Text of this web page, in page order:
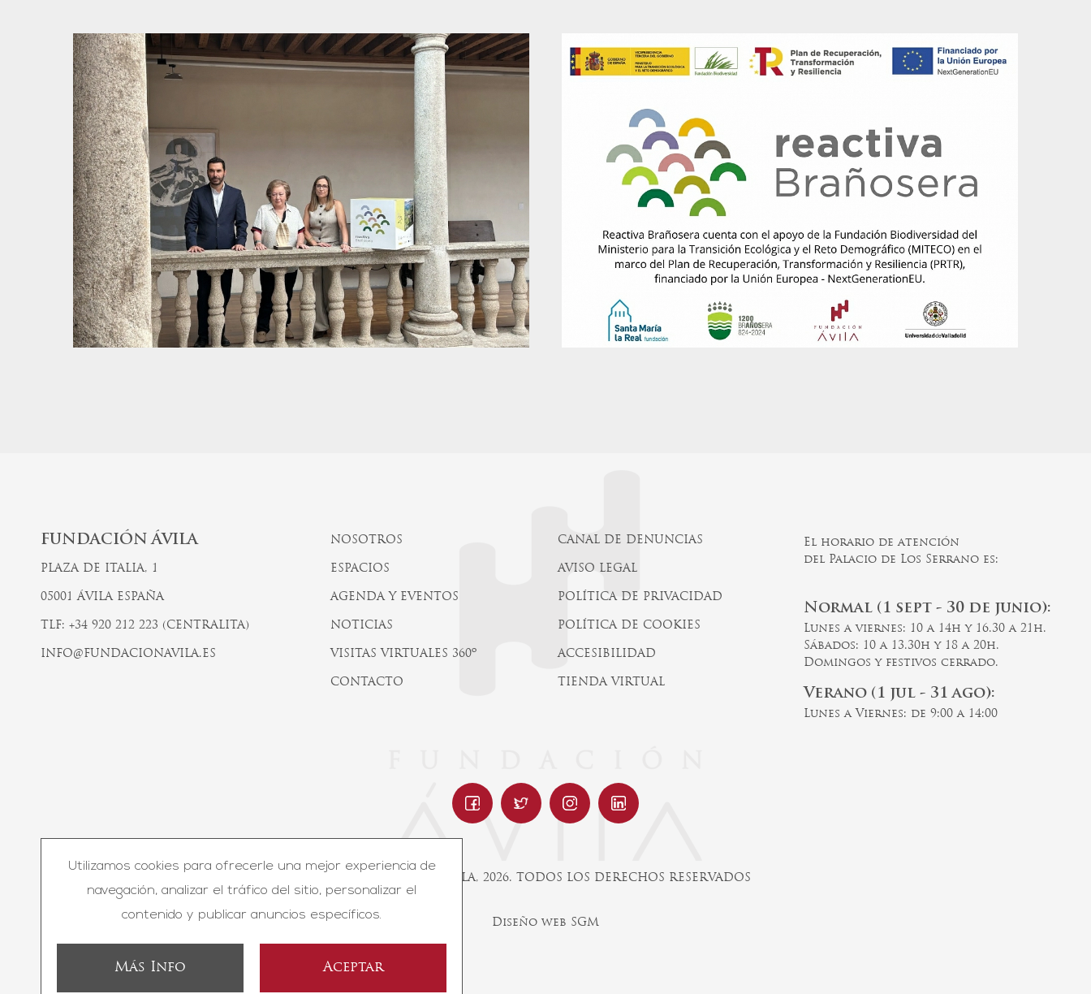
Utilizamos cookies para ofrecerle una mejor experiencia de
navegación, analizar el tráfico del sitio, personalizar el
contenido y publicar anuncios específicos.
Aceptar
Más Info
FUNDACIÓN ÁVILA
PLAZA DE ITALIA, 1
05001 ÁVILA ESPAÑA
TLF: +34 920 212 223 (CENTRALITA)
INFO@FUNDACIONAVILA.ES
NOSOTROS
ESPACIOS
AGENDA Y EVENTOS
NOTICIAS
VISITAS VIRTUALES 360º
CONTACTO
CANAL DE DENUNCIAS
AVISO LEGAL
POLÍTICA DE PRIVACIDAD
POLÍTICA DE COOKIES
ACCESIBILIDAD
TIENDA VIRTUAL
El horario de atención
del Palacio de Los Serrano es:
Normal (1 sept - 30 de junio):
Lunes a viernes: 10 a 14h y 16.30 a 21h.
Sábados: 10 a 13.30h y 18 a 20h.
Domingos y festivos cerrado.
Verano (1 jul - 31 ago):
Lunes a Viernes: de 9:00 a 14:00
© FUNDACIÓN ÁVILA, 2026. TODOS LOS DERECHOS RESERVADOS
Diseño web SGM